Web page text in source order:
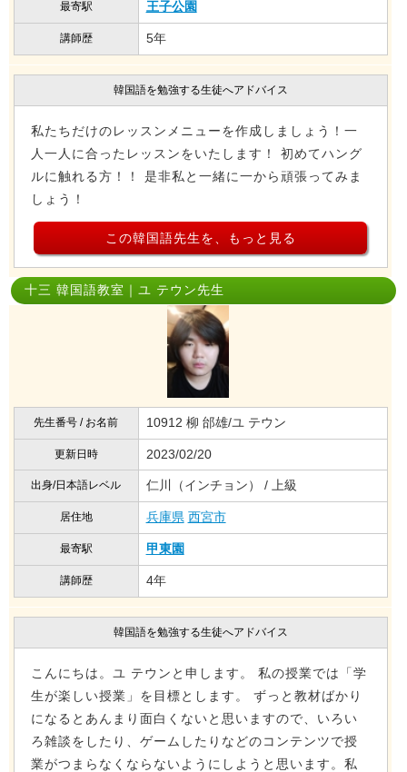
最寄駅 王子公園
講師歴 5年
韓国語を勉強する生徒へアドバイス
私たちだけのレッスンメニューを作成しましょう！一
人一人に合ったレッスンをいたします！ 初めてハング
ルに触れる方！！ 是非私と一緒に一から頑張ってみま
しょう！
この韓国語先生を、もっと見る
十三 韓国語教室｜ユ テウン先生
先生番号 / お名前 10912 柳 邰雄/ユ テウン
更新日時 2023/02/20
出身/日本語レベル 仁川（インチョン） / 上級
居住地 兵庫県 西宮市
最寄駅 甲東園
講師歴 4年
韓国語を勉強する生徒へアドバイス
こんにちは。ユ テウンと申します。 私の授業では「学
生が楽しい授業」を目標とします。 ずっと教材ばかり
になるとあんまり面白くないと思いますので、いろい
ろ雑談をしたり、ゲームしたりなどのコンテンツで授
業がつまらなくならないようにしようと思います。私